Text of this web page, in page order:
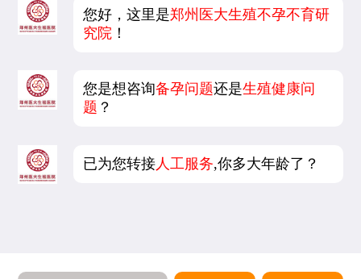
您好，这里是郑州医大生殖不孕不育研
究院 ！
您是想咨询备孕问题还是生殖健康问
题 ？
已为您转接 人工服务,你多大年龄了？